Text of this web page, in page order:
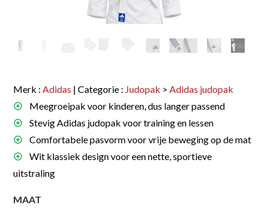
Merk :Adidas | Categorie : Judopak >Adidas judopak
Meegroeipak voor kinderen, dus langer passend
Stevig Adidas judopak voor training en lessen
Comfortabele pasvorm voor vrije beweging op de mat
Wit klassiek design voor een nette, sportieve
uitstraling
MAAT